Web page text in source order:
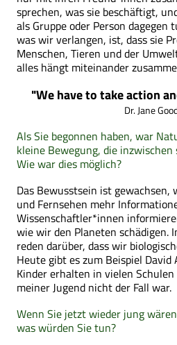
sprechen, was sie beschäftigt,
als Gruppe oder Person dagegen
was wir verlangen, ist, dass sie
Menschen, Tieren und der
alles hängt miteinander
"We have to take action
Dr. Jane
Als Sie begonnen haben, war
kleine Bewegung, die
Wie war dies möglich?
Das Bewusstsein ist
und Fernsehen mehr
Wissenschaftler*innen
wie wir den Planeten schädigen.
reden darüber, dass wir
Heute gibt es zum Beispiel
Kinder erhalten in vielen
meiner Jugend nicht der Fall war.
Wenn Sie jetzt wieder jung
was würden Sie tun?